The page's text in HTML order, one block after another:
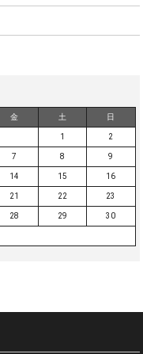
金 土 日
1 2
7 8 9
14 15 16
21 22 23
28 29 30